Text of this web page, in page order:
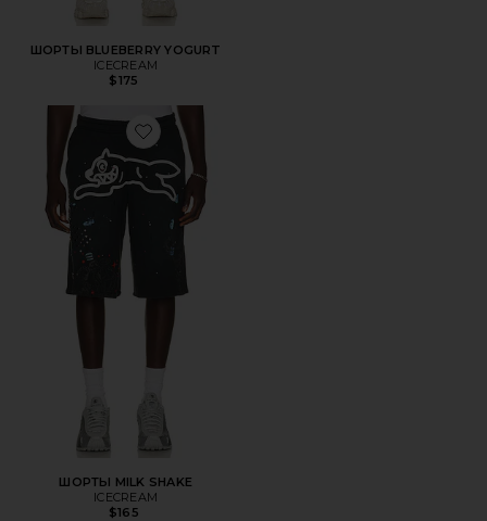
ШОРТЫ BLUEBERRY YOGURT
ICECREAM
$175
Favorite ШОРТЫ MILK SHAKE
ШОРТЫ MILK SHAKE
ICECREAM
$165